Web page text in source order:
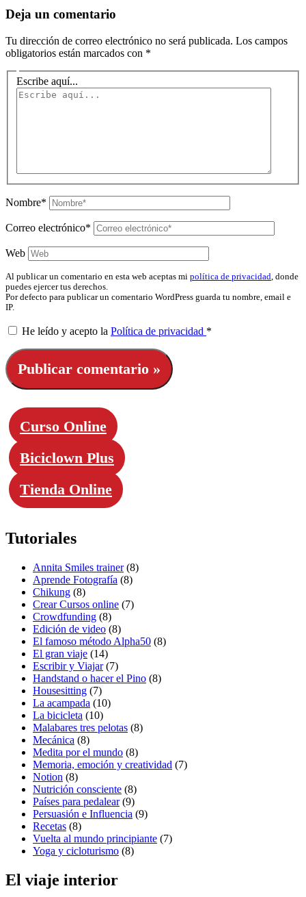
Deja un comentario
Tu dirección de correo electrónico no será publicada. Los campos
obligatorios están marcados con *
Escribe aquí...
Nombre*
Correo electrónico*
Web
Al publicar un comentario en esta web aceptas mi política de privacidad, donde
puedes ejercer tus derechos.
Por defecto para publicar un comentario WordPress guarda tu nombre, email e
IP.
He leído y acepto la Política de privacidad *
Curso Online
Biciclown Plus
Tienda Online
Tutoriales
Annita Smiles trainer(8)
Aprende Fotografía (8)
Chikung (8)
Crear Cursos online (7)
Crowdfunding (8)
Edición de video (8)
El famoso método Alpha50 (8)
El gran viaje (14)
Escribir y Viajar(7)
Handstand o hacer el Pino (8)
Housesitting (7)
La acampada (10)
La bicicleta (10)
Malabares tres pelotas (8)
Mecánica (8)
Medita por el mundo (8)
Memoria, emoción y creatividad (7)
Notion (8)
Nutrición consciente (8)
Países para pedalear(9)
Persuasión e Influencia (9)
Recetas (8)
Vuelta al mundo principiante (7)
Yoga y cicloturismo (8)
El viaje interior